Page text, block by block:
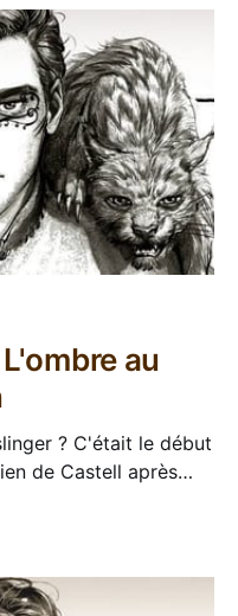
au
? C'était le début
de Castell après
(pour ne pas